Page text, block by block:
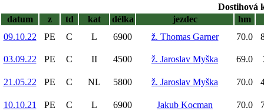
Dostihová
datum
z td kat délka jezdec hm
09.10.22
PE C L 6900 ž. Thomas Garner 70.0
03.09.22 PE C II 4500 ž. Jaroslav Myška 69.0
21.05.22 PE C NL 5800 ž. Jaroslav Myška 70.0
10.10.21 PE C L 6900 Jakub Kocman 70.0